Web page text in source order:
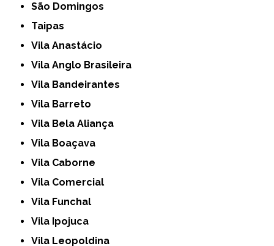
São Domingos
Taipas
Vila Anastácio
Vila Anglo Brasileira
Vila Bandeirantes
Vila Barreto
Vila Bela Aliança
Vila Boaçava
Vila Caborne
Vila Comercial
Vila Funchal
Vila Ipojuca
Vila Leopoldina